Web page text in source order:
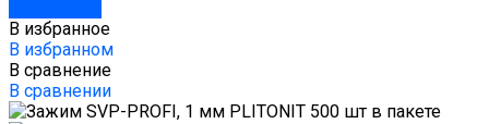
В избранное
В избранном
В сравнение
В сравнении